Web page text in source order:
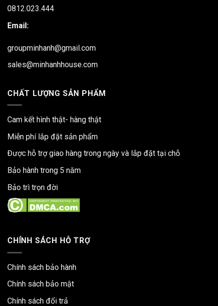
0812.023.444
Email:
groupminhanh@gmail.com
sales@minhanhhouse.com
CHẤT LƯỢNG SẢN PHẨM
Cam kết hình thật- hàng thật
Miễn phí lắp đặt sản phẩm
Được hỗ trợ giao hàng trong ngày và lắp đặt tại chỗ
Bảo hành trong 5 năm
Bảo trì trọn đời
CHÍNH SÁCH HỖ TRỢ
Chính sách bảo hành
Chính sách bảo mật
Chính sách đổi trả